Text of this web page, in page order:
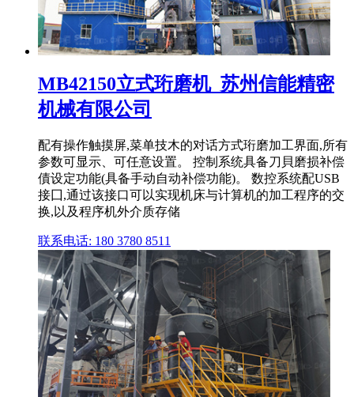
MB42150立式珩磨机_苏州信能精密
机械有限公司
配有操作触摸屏,菜单技木的对话方式珩磨加工界面,所有
参数可显示、可任意设置。 控制系统具备刀貝磨损补偿
債设定功能(具备手动自动补偿功能)。 数控系统配USB
接囗,通过该接口可以实现机床与计算机的加工程序的交
换,以及程序机外介质存储
联系电话: 180 3780 8511